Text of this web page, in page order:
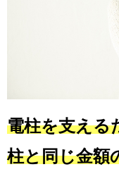
電柱を支える
柱と同じ金額